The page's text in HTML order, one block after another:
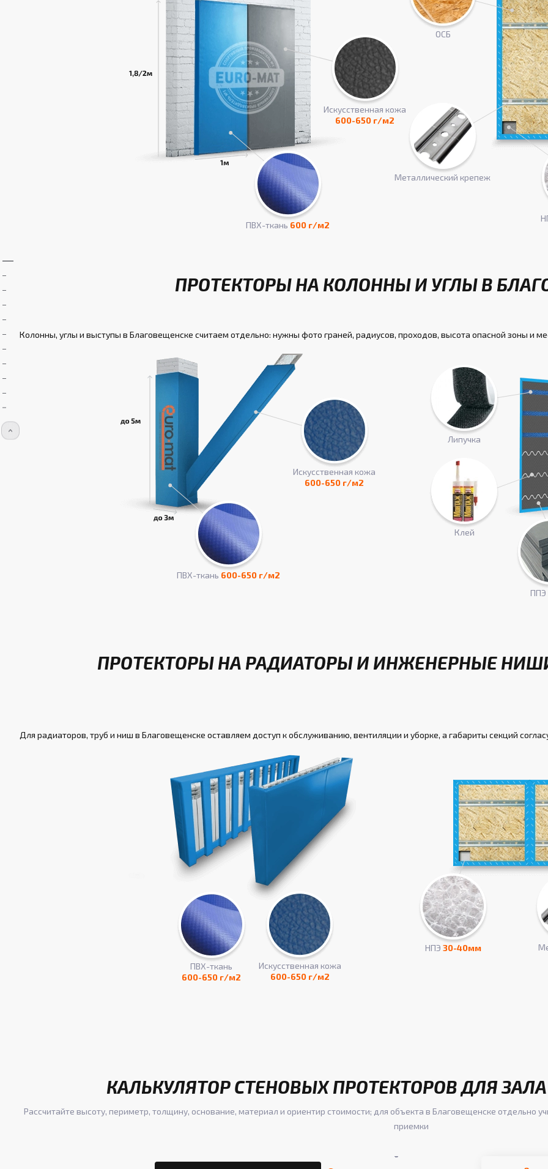
ПВХ-ткань 600 г/м2
Искусcтвенная кожа
600-650 г/м2
Металлический крепеж
ОСБ
ПРОТЕКТОРЫ НА КОЛОННЫ И УГЛЫ В
Колонны, углы и выступы в Благовещенске считаем отдельно: нужны фото граней, радиусов, проходов, высота опасной зоны и
ПВХ-ткань 600-650 г/м2
Искусcтвенная кожа
600-650 г/м2
ППЭ
Клей
Липучка
ПРОТЕКТОРЫ НА РАДИАТОРЫ И ИНЖЕНЕРНЫЕ
Для радиаторов, труб и ниш в Благовещенске оставляем доступ к обслуживанию, вентиляции и уборке, а габариты секций
ПВХ-ткань
600-650 г/м2
Искусcтвенная кожа
600-650 г/м2
НПЭ 30-40мм
КАЛЬКУЛЯТОР СТЕНОВЫХ ПРОТЕКТОРОВ ДЛЯ
Рассчитайте высоту, периметр, толщину, основание, материал и ориентир стоимости; для объекта в Благовещенске отдельно
приемки
-